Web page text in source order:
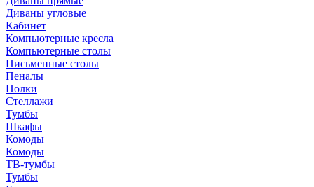
Диваны угловые
Кабинет
Компьютерные кресла
Компьютерные столы
Письменные столы
Пеналы
Полки
Стеллажи
Тумбы
Шкафы
Комоды
Комоды
ТВ-тумбы
Тумбы